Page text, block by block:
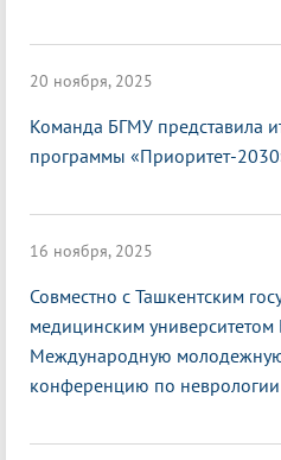
20 ноября, 2025
Команда БГМУ представила
программы «Приоритет-
16 ноября, 2025
Совместно с Ташкентским
медицинским
Международную
конференцию по неврологии